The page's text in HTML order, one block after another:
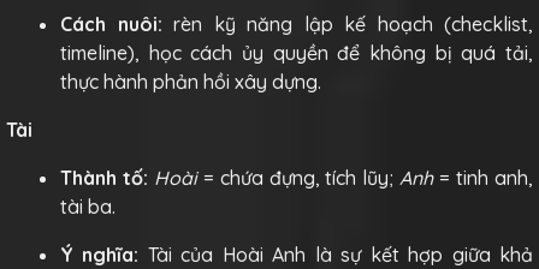
Cách nuôi: rèn kỹ năng lập kế hoạch (checklist,
timeline), học cách ủy quyền để không bị quá tải,
thực hành phản hồi xây dựng.
Tài
Thành tố: Hoài= chứa đựng, tích lũy; Anh= tinh anh,
tài ba.
Ý nghĩa: Tài của Hoài Anh là sự kết hợp giữa khả